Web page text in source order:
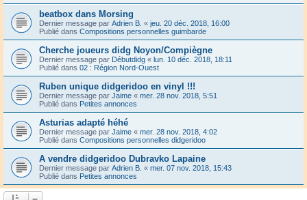
beatbox dans Morsing
Dernier message par Adrien B. « jeu. 20 déc. 2018, 16:00
Publié dans Compositions personnelles guimbarde
Cherche joueurs didg Noyon/Compiègne
Dernier message par Débutdidg « lun. 10 déc. 2018, 18:11
Publié dans 02 : Région Nord-Ouest
Ruben unique didgeridoo en vinyl !!!
Dernier message par Jaime « mer. 28 nov. 2018, 5:51
Publié dans Petites annonces
Asturias adapté héhé
Dernier message par Jaime « mer. 28 nov. 2018, 4:02
Publié dans Compositions personnelles didgeridoo
A vendre didgeridoo Dubravko Lapaine
Dernier message par Adrien B. « mer. 07 nov. 2018, 15:43
Publié dans Petites annonces